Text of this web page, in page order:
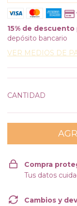
15% de descuento
depósito bancario
VER MEDIOS DE
CANTIDAD
Compra
Tus datos
Cambios y